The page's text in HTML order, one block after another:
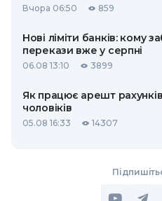
Вчора 06:50 859
Нові ліміти банків: кому
перекази вже у серпні
06.08 13:10 3899
Як працює арешт
чоловіків
05.08 16:33 14307